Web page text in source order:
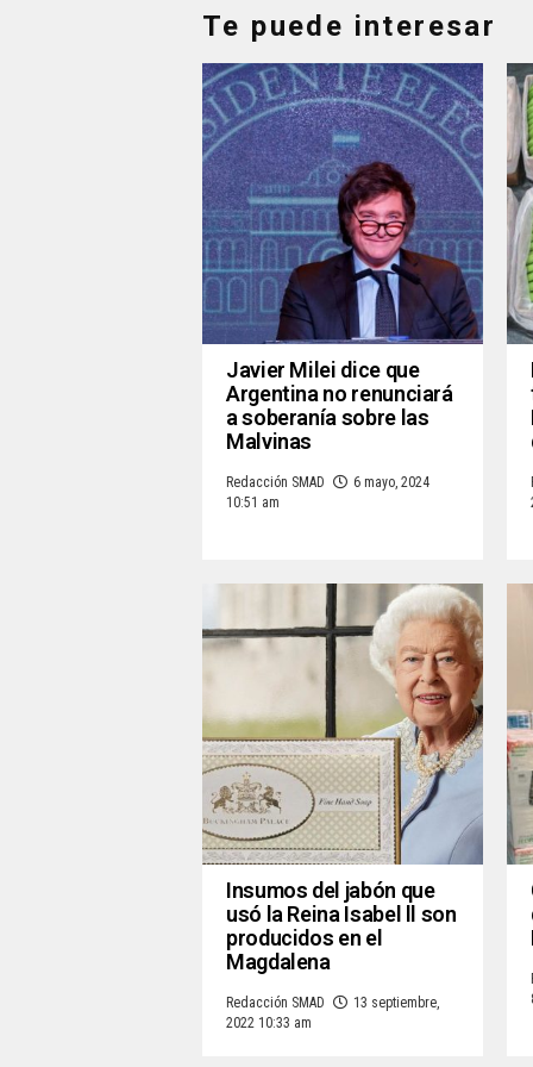
Te puede interesar
Javier Milei dice que
Argentina no renunciará
a soberanía sobre las
Malvinas
Redacción SMAD
6 mayo, 2024
10:51 am
Insumos del jabón que
usó la Reina Isabel ll son
producidos en el
Magdalena
Redacción SMAD
13 septiembre,
2022 10:33 am